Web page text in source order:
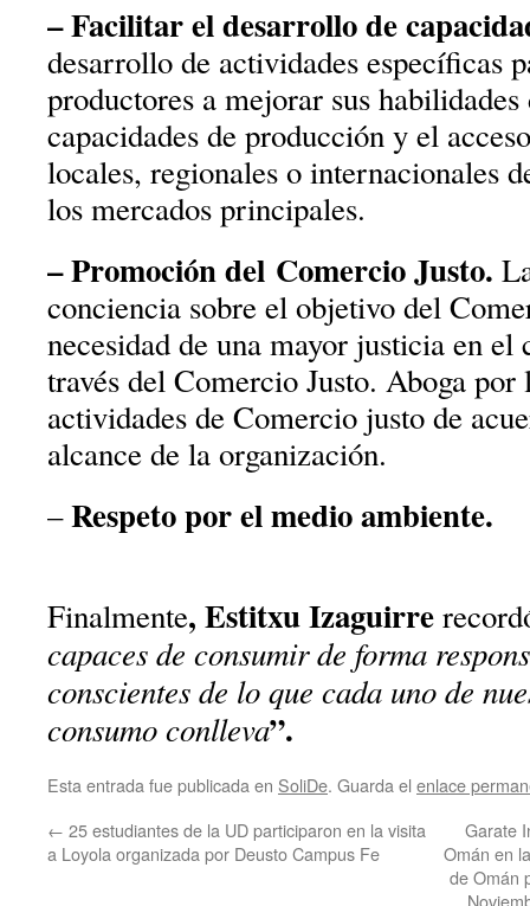
– Facilitar el desarrollo de
desarrollo de actividades específicas
productores a mejorar sus habilidades
capacidades de producción y el
locales, regionales o internacionales
los mercados principales.
– Promoción del Comercio Justo.
conciencia sobre el objetivo del
necesidad de una mayor justicia en
través del Comercio Justo. Aboga
actividades de Comercio justo de
alcance de la organización.
–Respeto por el medio ambiente.
Finalmente, Estitxu Izaguirre
capaces de consumir de forma
conscientes de lo que cada uno de
consumo conlleva”.
Esta entrada fue publicada en SoliDe. Guarda el enlace
← 25 estudiantes de la UD participaron en la visita
a Loyola organizada por Deusto Campus Fe
Garate
Omán en
de Omán